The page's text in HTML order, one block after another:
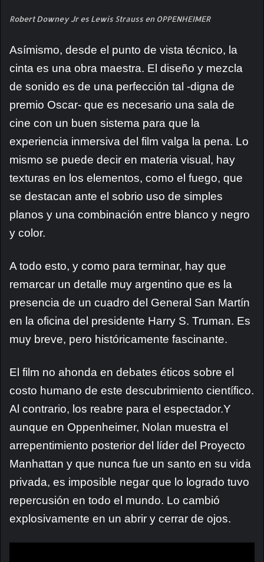
Robert Downey Jr es Lewis Strauss en OPPENHEIMER
Asímismo, desde el punto de vista técnico, la
cinta es una obra maestra. El diseño y mezcla
de sonido es de una perfección tal -digna de
premio Oscar- que es necesario una sala de
cine con un buen sistema para que la
experiencia inmersiva del film valga la pena. Lo
mismo se puede decir en materia visual, hay
texturas en los elementos, como el fuego, que
se destacan ante el sobrio uso de simples
planos y una combinación entre blanco y negro
y color.
A todo esto, y como para terminar, hay que
remarcar un detalle muy argentino que es la
presencia de un cuadro del General San Martín
en la oficina del presidente Harry S. Truman. Es
muy breve, pero históricamente fascinante.
El film no ahonda en debates éticos sobre el
costo humano de este descubrimiento científico.
Al contrario, los reabre para el espectador.Y
aunque en Oppenheimer, Nolan muestra el
arrepentimiento posterior del líder del Proyecto
Manhattan y que nunca fue un santo en su vida
privada, es imposible negar que lo logrado tuvo
repercusión en todo el mundo. Lo cambió
explosivamente en un abrir y cerrar de ojos.